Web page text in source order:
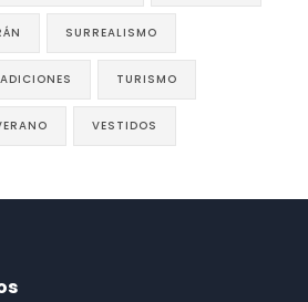
SURREALISMO
TURISMO
VESTIDOS